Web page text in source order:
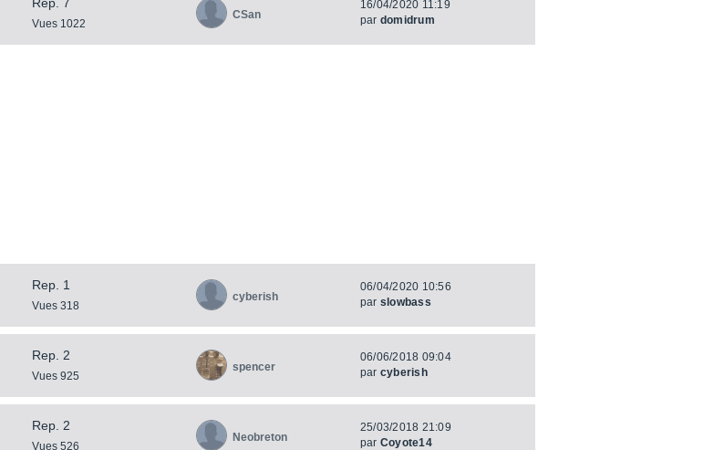
Vues 1022
CSan
16/04/2020 11:19
par domidrum
Rep. 1
Vues 318
cyberish
06/04/2020 10:56
par slowbass
Rep. 2
Vues 925
spencer
06/06/2018 09:04
par cyberish
Rep. 2
Vues 526
Neobreton
25/03/2018 21:09
par Coyote14